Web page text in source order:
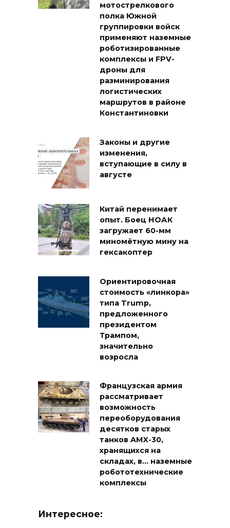
мотострелкового
полка Южной
группировки войск
применяют наземные
роботизированные
комплексы и FPV-
дроны для
разминирования
логистических
маршрутов в районе
Константиновки
Законы и другие
изменения,
вступающие в силу в
августе
Китай перенимает
опыт. Боец НОАК
загружает 60-мм
миномётную мину на
гексакоптер
Ориентировочная
стоимость «линкора»
типа Trump,
предложенного
президентом
Трампом,
значительно
возросла
Французская армия
рассматривает
возможность
переоборудования
десятков старых
танков AMX-30,
хранящихся на
складах, в… наземные
робототехнические
комплексы
Интересное: